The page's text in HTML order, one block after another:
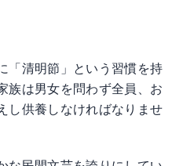
「清明節」という習慣を持
族は男女を問わず全員、お
し供養しなければなりませ